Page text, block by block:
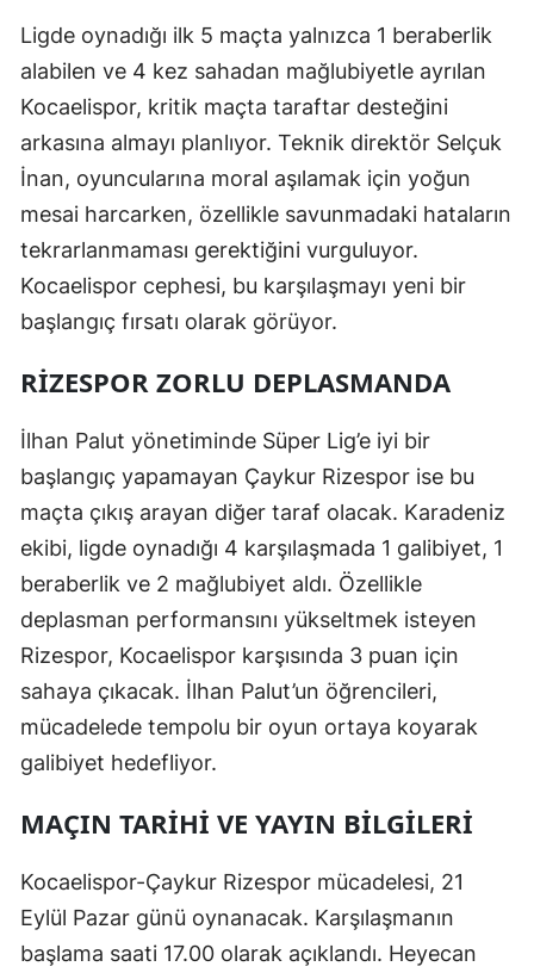
Hakkari
Hatay
Isparta
Mersin
İzmir
Kastamonu
Kayseri
Kırklareli
Kırşehir
Kocaeli
Konya
Kütahya
Malatya
Kahramanmaraş
Muğla
Muş
Ligde oynadığı ilk 5 maçta yalnızca 1 beraberlik
alabilen ve 4 kez sahadan mağlubiyetle ayrılan
Kocaelispor, kritik maçta taraftar desteğini
arkasına almayı planlıyor. Teknik direktör Selçuk
İnan, oyuncularına moral aşılamak için yoğun
mesai harcarken, özellikle savunmadaki hataların
tekrarlanmaması gerektiğini vurguluyor.
Kocaelispor cephesi, bu karşılaşmayı yeni bir
başlangıç fırsatı olarak görüyor.
RIZESPOR ZORLU DEPLASMANDA
İlhan Palut yönetiminde Süper Lig’e iyi bir
başlangıç yapamayan Çaykur Rizespor ise bu
maçta çıkış arayan diğer taraf olacak. Karadeniz
ekibi, ligde oynadığı 4 karşılaşmada 1 galibiyet, 1
beraberlik ve 2 mağlubiyet aldı. Özellikle
deplasman performansını yükseltmek isteyen
Rizespor, Kocaelispor karşısında 3 puan için
sahaya çıkacak. İlhan Palut’un öğrencileri,
mücadelede tempolu bir oyun ortaya koyarak
galibiyet hedefliyor.
MAÇIN TARIHI VE YAYIN BILGILERI
Kocaelispor-Çaykur Rizespor mücadelesi, 21
Eylül Pazar günü oynanacak. Karşılaşmanın
başlama saati 17.00 olarak açıklandı. Heyecan